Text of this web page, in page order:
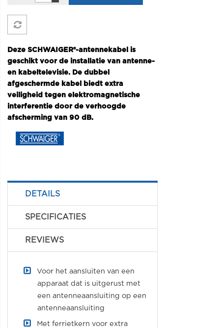
Deze SCHWAIGER®-antennekabel is
geschikt voor de installatie van antenne-
en kabeltelevisie. De dubbel
afgeschermde kabel biedt extra
veiligheid tegen elektromagnetische
interferentie door de verhoogde
afscherming van 90 dB.
DETAILS
SPECIFICATIES
REVIEWS
Voor het aansluiten van een
apparaat dat is uitgerust met
een antenneaansluiting op een
antenneaansluiting
Met ferrietkern voor extra